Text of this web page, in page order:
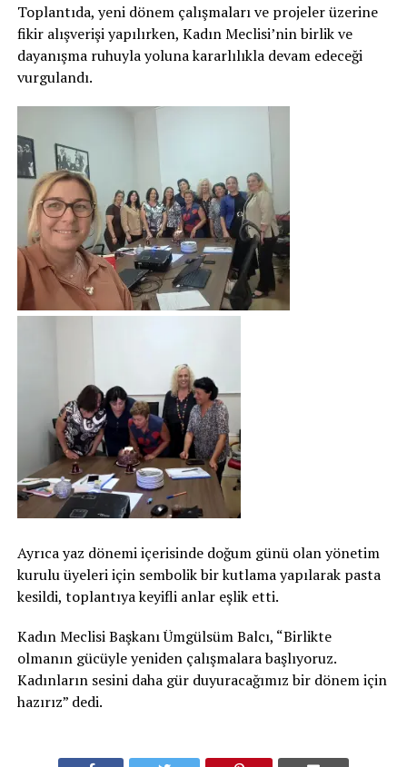
Toplantıda, yeni dönem çalışmaları ve projeler üzerine
fikir alışverişi yapılırken, Kadın Meclisi’nin birlik ve
dayanışma ruhuyla yoluna kararlılıkla devam edeceği
vurgulandı.
Ayrıca yaz dönemi içerisinde doğum günü olan yönetim
kurulu üyeleri için sembolik bir kutlama yapılarak pasta
kesildi, toplantıya keyifli anlar eşlik etti.
Kadın Meclisi Başkanı Ümgülsüm Balcı, “Birlikte
olmanın gücüyle yeniden çalışmalara başlıyoruz.
Kadınların sesini daha gür duyuracağımız bir dönem için
hazırız” dedi.